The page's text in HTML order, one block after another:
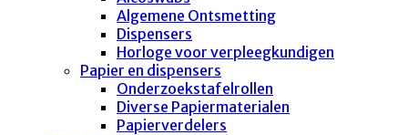
Algemene Ontsmetting
Dispensers
Horloge voor verpleegkundigen
Papier en dispensers
Onderzoekstafelrollen
Diverse Papiermaterialen
Papierverdelers